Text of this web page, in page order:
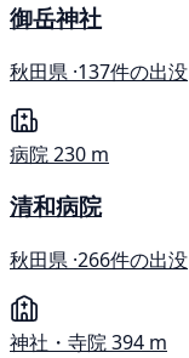
御岳神社
秋田県 ·137件の出没
病院230 m
清和病院
秋田県 ·266件の出没
神社・寺院394 m